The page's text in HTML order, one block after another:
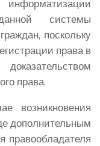
системы
поскольку
права в
права.
возникновения
дополнительным